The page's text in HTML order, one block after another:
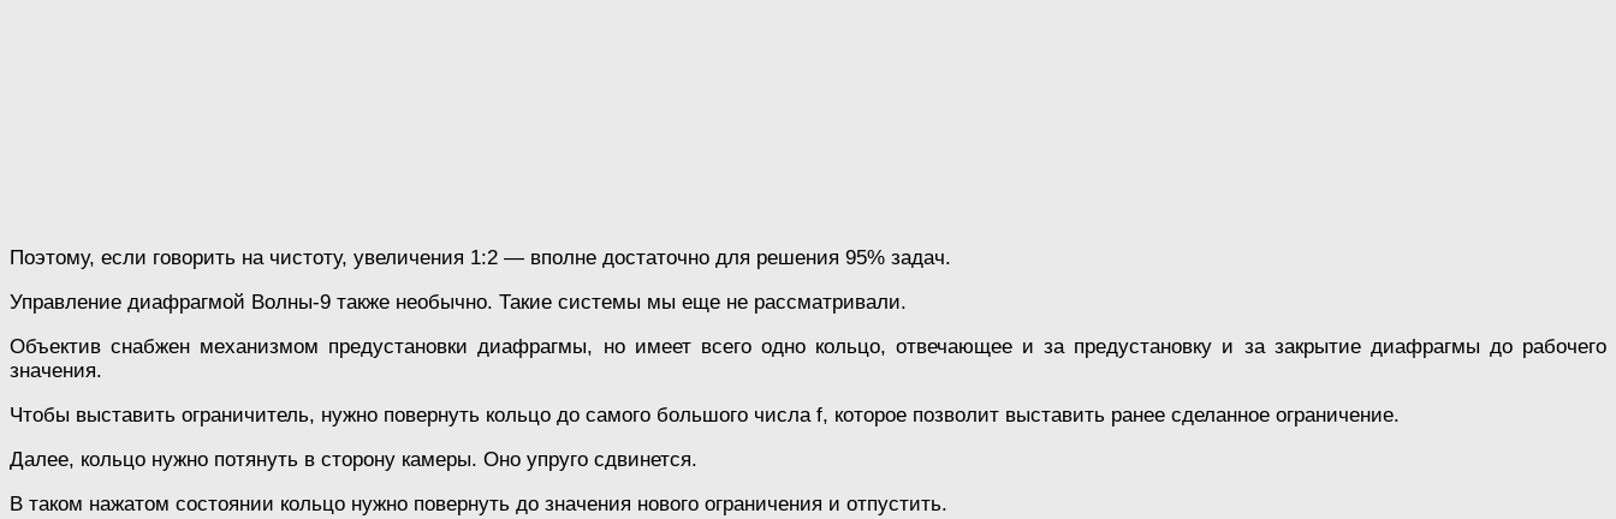
Поэтому, если говорить на чистоту, увеличения 1:2 — вполне достаточно для решения 95% задач.
Управление диафрагмой Волны-9 также необычно. Такие системы мы еще не рассматривали.
Объектив снабжен механизмом предустановки диафрагмы, но имеет всего одно кольцо, отвечающее и за предустановку и за закрытие диафрагмы до рабочего
значения.
Чтобы выставить ограничитель, нужно повернуть кольцо до самого большого числа f, которое позволит выставить ранее сделанное ограничение.
Далее, кольцо нужно потянуть в сторону камеры. Оно упруго сдвинется.
В таком нажатом состоянии кольцо нужно повернуть до значения нового ограничения и отпустить.